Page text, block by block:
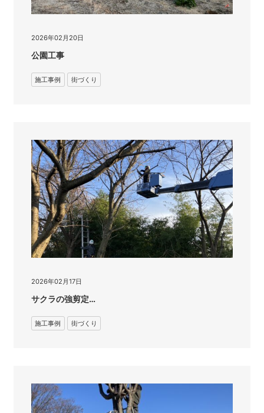
2026年02月20日
公園工事
施工事例 街づくり
2026年02月17日
サクラの強剪定…
施工事例 街づくり